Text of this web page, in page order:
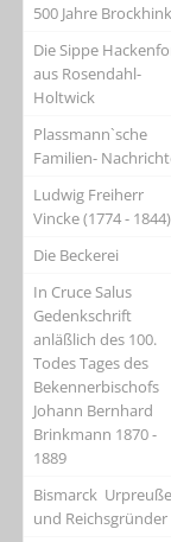
500 Jahre
Die Sippe
aus Rosendahl-
Holtwick
Plassmann`sche
Familien-
Ludwig Freiherr
Vincke (1774 - 1844)
Die Beckerei
In Cruce Salus
Gedenkschrift
anläßlich des 100.
Todes Tages des
Bekennerbischofs
Johann Bernhard
Brinkmann 1870 -
1889
Bismarck Urpreuße
und Reichsgründer